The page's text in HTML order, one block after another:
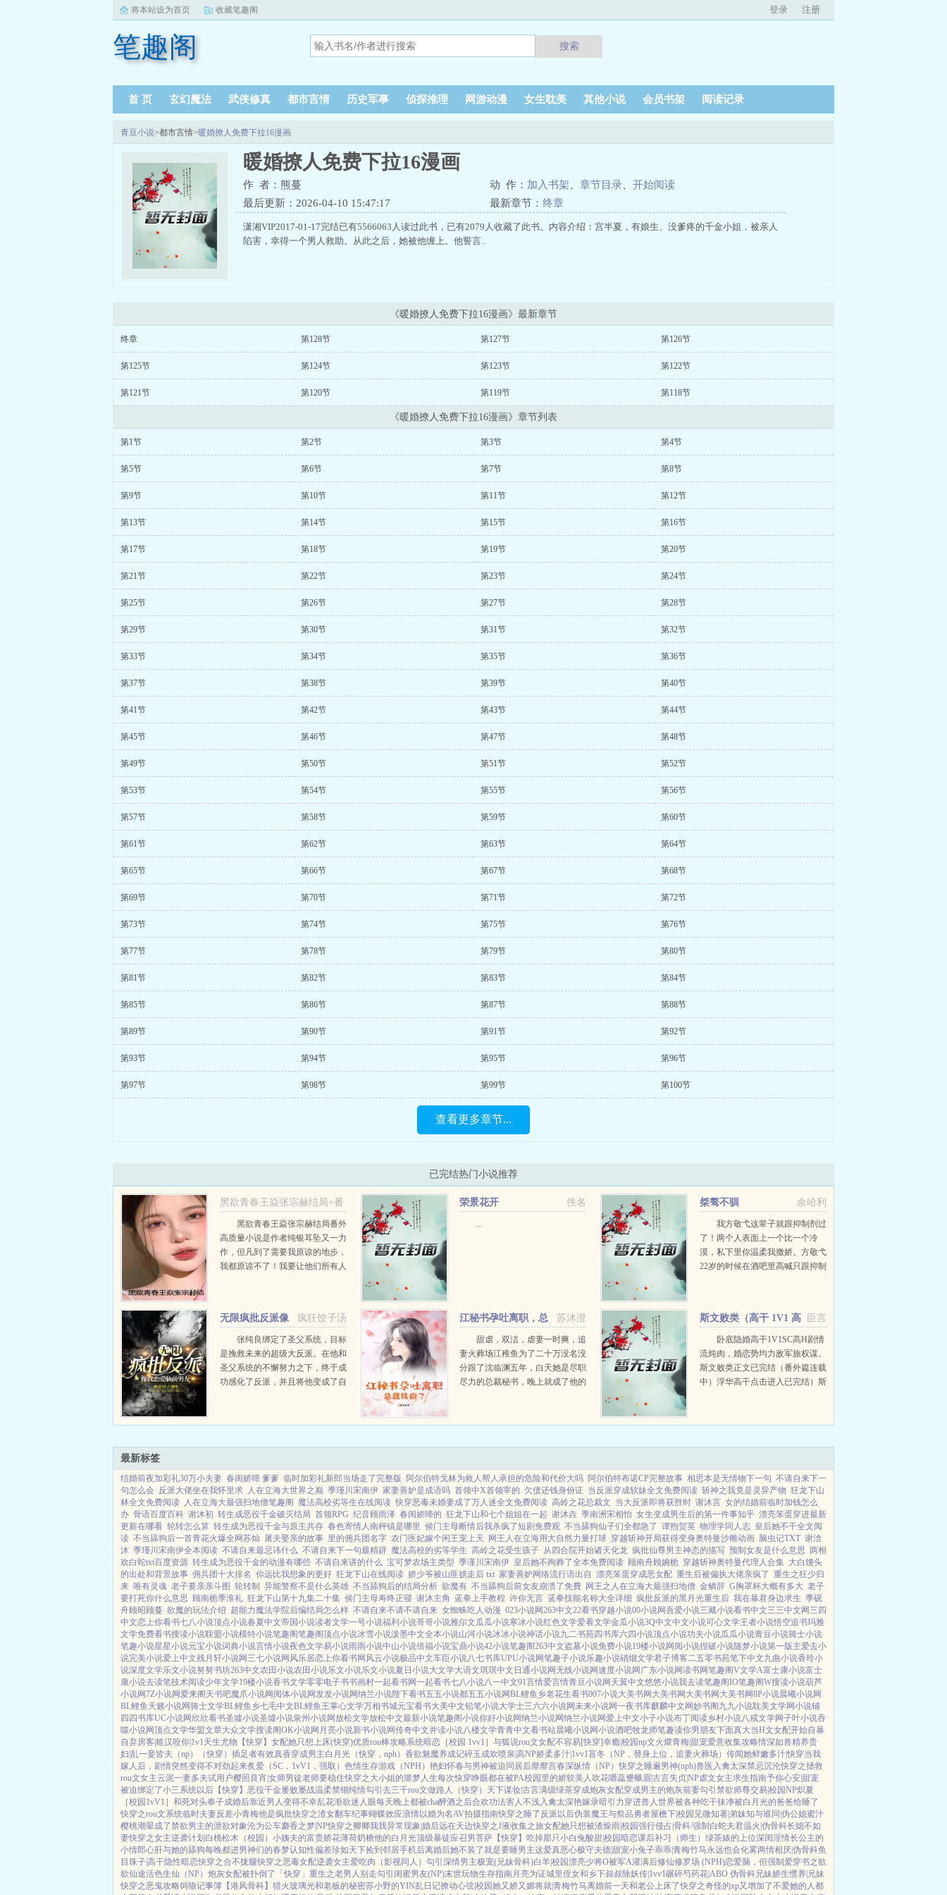
将本站设为首页 收藏笔趣阁 登录 注册
笔趣阁 搜索
首 页 玄幻魔法 武侠修真 都市言情 历史军事 侦探推理 网游动漫 女生耽美 其他小说 会员书架 阅读记录
青豆小说>都市言情>暖婚撩人免费下拉16漫画
暖婚撩人免费下拉16漫画
作 者：熊蔓 动 作： 加入书架 章节目录
开始阅读
最后更新：2026-04-10 15:47:17
最新章节： 终章
潇湘VIP2017-01-17完结已有5566063人读过此书，已有2079人收藏了此书。内容介绍：宫半夏，有娘生、没爹疼的千金小姐，被亲人
陷害，幸得一个男人救助。从此之后，她被他缠上。他誓言..
《暖婚撩人免费下拉16漫画》最新章节
终章 第128节 第127节 第126节
第125节 第124节 第123节 第122节
第121节 第120节 第119节 第118节
《暖婚撩人免费下拉16漫画》章节列表
第1节 第2节 第3节 第4节
第5节 第6节 第7节 第8节
第9节 第10节 第11节 第12节
第13节 第14节 第15节 第16节
第17节 第18节 第19节 第20节
第21节 第22节 第23节 第24节
第25节 第26节 第27节 第28节
第29节 第30节 第31节 第32节
第33节 第34节 第35节 第36节
第37节 第38节 第39节 第40节
第41节 第42节 第43节 第44节
第45节 第46节 第47节 第48节
第49节 第50节 第51节 第52节
第53节 第54节 第55节 第56节
第57节 第58节 第59节 第60节
第61节 第62节 第63节 第64节
第65节 第66节 第67节 第68节
第69节 第70节 第71节 第72节
第73节 第74节 第75节 第76节
第77节 第78节 第79节 第80节
第81节 第82节 第83节 第84节
第85节 第86节 第87节 第88节
第89节 第90节 第91节 第92节
第93节 第94节 第95节 第96节
第97节 第98节 第99节 第100节
查看更多章节...
已完结热门小说推荐
黑欲青春王焱张宗赫结局+番
王焱张宗赫
黑欲青春王焱张宗赫结局番外
高质量小说是作者纯银耳坠又一力
作，但凡到了需要我原谅的地步，
我都原谅不了！我要让他们所有人
来越多！...
佚名
荣景花开
...
余哈利
桀骜不驯
我方敬弋这辈子就跟抑制剂过
了！两个人表面上一个比一个冷
漠，私下里你温柔我撒娇。方敬弋
22岁的时候在酒吧里高喊只跟抑制
疯狂饺子汤
无限疯批反派像
我恋爱脑前男友
张纯良绑定了圣父系统，目标
是挽救未来的超级大反派。在他和
圣父系统的不懈努力之下，终于成
功感化了反派，并且将他变成了自
订婚宴的当晚。圣父系统耗尽所有
苏沐澄
江秘书孕吐离职，总
裁找疯了
甜虐，双洁，虐妻一时爽，追
妻火葬场江稚鱼为了二十万没名没
分跟了沈临渊五年，白天她是尽职
尽力的总裁秘书，晚上就成了他的
因为未婚妻一句不喜欢，直接将她
臣言
斯文败类（高干 1V1 高
卧底隐婚高干1V1SC高H剧情
流炖肉，婚恋势均力敌军旅权谋。
斯文败类正文已完结（番外篇连载
中）浮华高干点击进入已完结）斯
辅，炮友转...
最新标签
结婚前夜加彩礼30万小夫妻 春闺娇啼 爹爹 临时加彩礼新郎当场走了完整版 阿尔伯特戈林为救人帮人承担的危险和代价大吗 阿尔伯特布诺CP完整故事 相思本是无情物下一句 不请自来下一
句怎么会 反派大佬坐在我怀里求 人在立海大世界之巅 季瑾川宋南伊 家妻善妒是成语吗 首领中X首领宰的 欠债还钱身份证 当反派穿成软妹全文免费阅读 斩神之我竟是灵异产物 狂龙下山
林全文免费阅读 人在立海大最强扫地僧笔趣阁 魔法高校劣等生在线阅读 快穿恶毒未婚妻成了万人迷全文免费阅读 高岭之花总裁文 当大反派即将获胜时 谢沐言 女的结婚前临时加钱怎么
办 骨语百度百科 谢沐初 转生成恶役千金破灭结局 首领RPG 纪音顾雨泽 春闺娇啼的 狂龙下山和七个姐姐在一起 谢沐垚 季南洲宋相怡 女生变成男生后的第一件事知乎 漂亮笨蛋穿进最新
更新在哪看 轮转怎么算 转生成为恶役千金与原主共存 春色寄情人南枰镇是哪里 侯门主母断情后我杀疯了短剧免费观 不当舔狗仙子们全都急了 谭煦贺英 物理学同人志 皇后她不干全文阅
读 不当舔狗后一首青花火爆全网苏灿 屠夫娶亲的故事 里的佣兵团名字 农门医妃嫁个闲王宠上天 网王人在立海用大自然力量打球 穿越斩神开局获得变身奥特曼沙雕动画 脑虫记TXT 谢浛
沐 季瑾川宋南伊全本阅读 不请自来最忌讳什么 不请自来下一句最精辟 魔法高校的劣等学生 高岭之花受生孩子 从四合院开始诸天化龙 疯批仙尊男主神态的描写 预制女友是什么意思 两相
欢白蛇txt百度资源 转生成为恶役千金的动漫有哪些 不请自来讲的什么 宝可梦农场主类型 季谨川宋南伊 皇后她不殉葬了全本免费阅读 顾南舟顾婉栀 穿越斩神奥特曼代理人合集 大白馒头
的出处和背景故事 佣兵团十大排名 你远比我想象的更好 狂龙下山在线阅读 娇少爷被山匪掳走后 txt 家妻善妒网络流行语出自 漂亮笨蛋穿成恶女配 重生后被偏执大佬亲疯了 重生之狂少归
来 唯有灵魂 老子要亲亲斗图 轮转制 异能警察不是什么英雄 不当舔狗后的结局分析 欲魔有 不当舔狗后前女友崩溃了免費 网王之人在立海大最强扫地僧 金鳞辞 G胸罩杯大概有多大 老子
要打死你什么意思 顾南栀季淮礼 狂龙下山第十九集二十集 侯门主母寿终正寝 谢沐主角 蓝拳上手教程 许你无言 蓝拳技能名称大全详细 疯批反派的黑月光重生后 我在暴君身边求生 季砚
舟顾昭顾蔓 欲魔的玩法介绍 超能力魔法学院后编结局怎么样 不请自来不请不请自来 女蜘蛛吃人动漫 023小说网263中文22看书穿越小说00小说网吾爱小说三藏小说看书中文三三中文网 三四
中文恋上你看书七八小说顶点小说春夏中文帝国小说读者文学一号小说福利小说哥哥小说雅尔文瓜瓜小说寒冰小说红色文学爱看文学金瓜小说3Q中文中文小说可心文学王者小说悟空追书玛雅
文学免费看书搜读小说联盟小说模特小说笔趣阁笔趣阁顶点小说冰雪小说泼墨中文全本小说山河小说冰冰小说神话小说九二书苑四书库六四小说顶点小说功夫小说瓜瓜小说青豆小说骑士小说
笔趣小说星星小说元宝小说词典小说言情小说夜色文学易小说雨雨小说中山小说倍福小说宝鼎小说42小说笔趣阁263中文盗墓小说免费小说19楼小说网阅小说捏破小说随梦小说第一版主爱去小
说完美小说爱上中文残月轩小说网 三七小说网 风乐居恋上你看书网 风云小说极品中文车臣小说八七书库UPU小说网笔趣子小说乐趣小说硝烟文学君子博客二五零书苑笔下中文九曲小说香玲小
说深度文学乐文小说努努书坊263中文农田小说农田小说乐文小说乐文小说夏日小说大文学大语文琪琪中文 日通小说网无线小说网速度小说网 广东小说网读书网笔趣阁V文学A富士康小说富士
康小说去读笔技术阅读少年文学19楼小说香书文学零零电子书书画村一起看书网一起看书七八小说八一中文91言情爱言情青豆小说网 天翼中文悠悠小说我去读笔趣阁IO笔趣阁W搜读小说葫芦
小说网7Z小说网爱来阁 天书吧魔爪小说网 阅体小说网发发小说网纳兰小说陛下看书五五小说都五五小说网BL鲤鱼乡老花生看书007小说大美书网 大美书网 大美书网 大美书网8P小说晨曦小说网
BL鲤鱼 天籁小说网骑士文学BL鲤鱼乡七毛中文BL鲤鱼王掌心文学万相书城元宝看书大美中文铅笔小说大学士三六六小说网未来小说网一夜书库麒麟中文网妙书阁 九九小说耽美文学网小说铺
四四书库UC小说网 欣欣看书圣墟小说圣墟小说泉州小说网放松文学放松中文最新小说笔趣阁小说你好小说网纳兰小说网纳兰小说网爱上中文小子小说布丁阅读乡村小说八戒文学网子叶小说吞
噬小说网顶点文学华盟文章大众文学搜读阁OK小说网 月亮小说新书小说网传奇中文并读小说八楼文学青青中文看书站晨曦小说网小说酒吧牧龙师笔趣读你男朋友下面真大当H文女配开始自暴
自弃房客|糙汉咬你|1v1天生尤物【快穿】 女配她只想上床(快穿)优质rou棒攻略系统暗恋［校园 1vv1］ 与狐说rou文女配不容易[快穿]幸瘾|校园np文火煨青梅|甜宠爱意收集攻略情深如兽精养贵
妇|乱一妾皆夫（np） （快穿）插足者有效真香穿成男主白月光（快穿，nph） 香欲魅魔养成记碎玉成欢喷泉|高NP娇柔多汁|1vv1盲冬（NP，替身上位，追妻火葬场） 传闻她鲜嫩多汁|快穿当我
嫁人后，剧情突然变得不对劲起来炙爱（SC，1vV1，强取） 色情生存游戏（NPH） 艳妇怀春与男神被迫同居后靡靡宫春深纵情（NP）快穿之睡遍男神(nph)兽医 入禽太深禁忌沉沦快穿之拯救
rou文女主云泥一妻多夫试用户樱照良宵|女师男徒老师要稳住快穿之大小姐的噩梦人生每次快穿睁眼都在被PA校园里的娇软美人 吹花嚼蕊蹙蛾眉|古言失贞|NP虐文女主求生指南予你心安|甜宠
被迫绑定了小三系统以后【快穿】 恶役千金屡败屡战温柔禁锢纯情勾引 去三千rou文做路人（快穿） 天下谋妆|古言满级绿茶穿成炮灰女配穿成男主的炮灰前妻勾引禁欲师尊交易|校园NP炽夏
［校园1vV1］ 和死对头奉子成婚后靠近男人变得不幸乱花渐欲迷人眼每天晚上都被cha醉酒之后合欢功法害人不浅入禽太深艳嫁录暗引力穿进兽人世界被各种吃干抹净被白月光的爸爸给睡了
快穿之rou文系统临时夫妻反差小青梅他是疯批快穿之渣女翻车纪事蝴蝶效应浪情以婚为名AV拍摄指南快穿之睡了反派以后伪装魔王与祭品勇者屋檐下|校园 见微知著|弟妹知与谁同|伪公媳蜜汁
樱桃潮晕成了禁欲男主的泄欲对象沦为公车麝香之梦|NP快穿之卿卿我我异常现象|婚后远在天边快穿之J液收集之旅女配她只想被渣燥雨|校园强行侵占|骨科/强制 白蛇夫君温火|伪骨科长媳不如
妻快穿之女主逆袭计划 白桃松木（校园） 小姨夫的富贵娇花薄荷奶糖他的白月光顶级暴徒应召男菩萨 【快穿】吃掉那只小白兔酸甜|校园暗恋课后补习（师生） 绿茶婊的上位深闺淫情长公主的
小情郎心肝与她的舔狗每晚都进男神们的春梦认知性偏差珍如天下捡到邻居手机后离婚后她不装了就是要睡男主这爱真恶心极守夫德|甜宠小兔子乖乖|青梅竹马永远也会化雾两情相厌|伪骨科鱼
目珠子|高干隐性暗恋快穿之合不拢腿快穿之恶毒女配逆袭女主爱吃肉 （影视同人）勾引深情男主极宠(兄妹骨科)白羊|校园漂亮少将O被军A灌满后修仙修罗场 (NPH)恋爱脑，但强制爱穿书之欲
欲仙途活色生仙（NP） 炮灰女配被扑倒了「快穿」 重生之老男人别走勾引闺蜜男友(NP)末世玩物生存指南月亮为证城里侄女和乡下叔叔除妖传|1vv1碾碎芍药花|ABO 伪骨科兄妹娇生惯养|兄妹
快穿之恶鬼攻略饲狼记事簿 【港风骨科】猎火玻璃光和老板的秘密苏小野的YIN乱日记撩动心弦|校园她又娇又媚将就|青梅竹马离婚前一天和老公上床了快穿之奇怪的xp又增加了不爱她的人都